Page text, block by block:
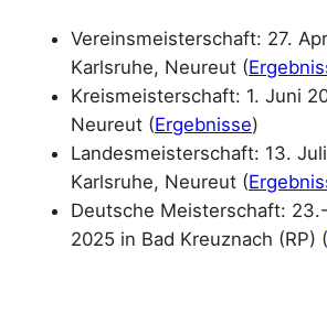
Vereinsmeisterschaft: 27.
Karlsruhe, Neureut (
Kreismeisterschaft: 1. Juni
Neureut (Ergebnisse)
Landesmeisterschaft: 13.
Karlsruhe, Neureut (
Deutsche Meisterschaft:
2025 in Bad Kreuznach (RP) (